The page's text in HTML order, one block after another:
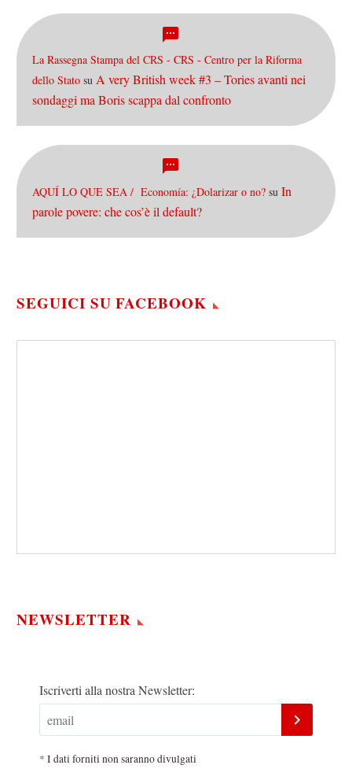
La Rassegna Stampa del CRS - CRS - Centro per la Riforma
dello Stato su A very British week #3 – Tories avanti nei
sondaggi ma Boris scappa dal confronto
AQUÍ LO QUE SEA / Economía: ¿Dolarizar o no? su In
parole povere: che cos’è il default?
SEGUICI SU FACEBOOK
NEWSLETTER
Iscriverti alla nostra Newsletter:
* I dati forniti non saranno divulgati